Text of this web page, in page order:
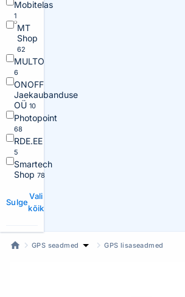
Mobitelas
1
MT
Shop
62
MULTO
6
ONOFF
Jaekaubanduse
OÜ 10
Photopoint
68
RDE.EE
5
Smartech
Shop 78
Sulge
Vali
kõik
GPS seadmed GPS lisaseadmed